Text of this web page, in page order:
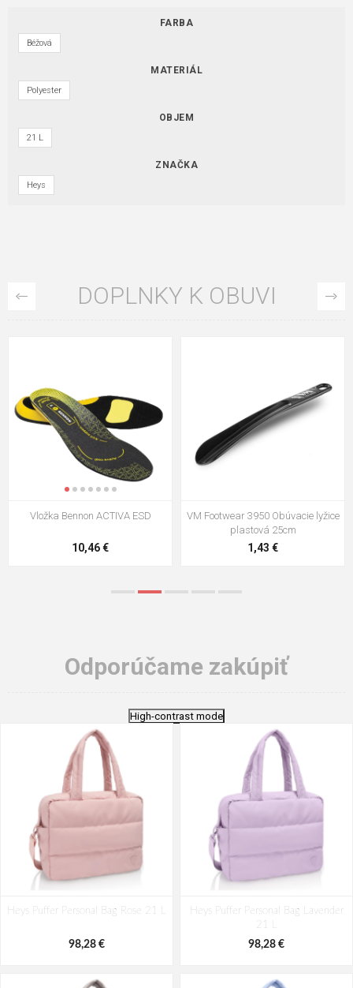
FARBA
Béžová
MATERIÁL
Polyester
OBJEM
21 L
ZNAČKA
Heys
DOPLNKY K OBUVI
VM Footwear 3009 Vkladacia
5,21 €
VM Footwear 3102 Šnúrky ploché
0,79 €
Odporúčame zakúpiť
High-contrast mode
Heys Puffer Personal Bag Rose 21 L
98,28 €
Heys Puffer Personal Bag Lavender
21 L
98,28 €